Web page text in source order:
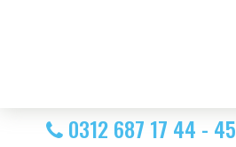
0312 687 17 44 - 45